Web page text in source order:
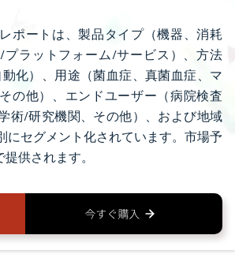
ポートは、製品タイプ（機器、消耗
ラットフォーム/サービス）、方法
動化）、用途（菌血症、真菌血症、マ
の他）、エンドユーザー（病院検査
術/研究機関、その他）、および地域
にセグメント化されています。市場予
供されます。